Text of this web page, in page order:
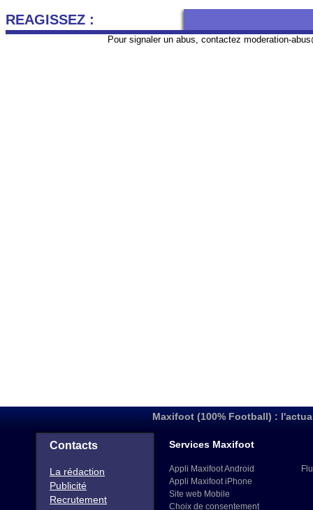
REAGISSEZ :
Pour signaler un abus, contactez moderation-
Maxifoot (100% Football) :
Contacts
La rédaction
Publicité
Recrutement
Services Maxifoot
Appli Maxifoot Android
Appli Maxifoot iPhone
Site web Mobile
Choix de consentement